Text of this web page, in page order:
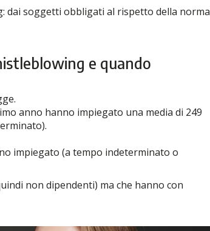
dai soggetti obbligati al rispetto della norma
e quando
anno hanno impiegato una media di 249
impiegato (a tempo indeterminato o
non dipendenti) ma che hanno con